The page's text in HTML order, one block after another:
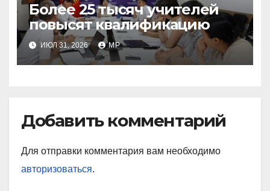
Более 25 тысяч учителей
повысят квалификацию
ИЮЛ 31, 2026 MP
Добавить комментарий
Для отправки комментария вам необходимо
авторизоваться.